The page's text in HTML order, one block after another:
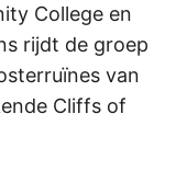
College en
rijdt de groep
van
Cliffs of